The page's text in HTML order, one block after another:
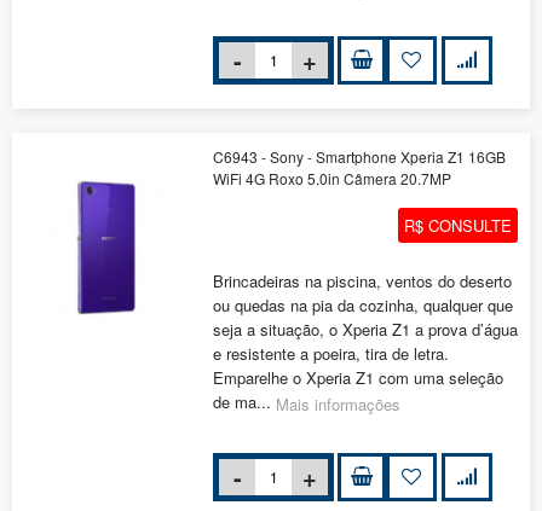
C6943 - Sony - Smartphone Xperia Z1 16GB
WiFi 4G Roxo 5.0in Câmera 20.7MP
R$ CONSULTE
Brincadeiras na piscina, ventos do deserto
ou quedas na pia da cozinha, qualquer que
seja a situação, o Xperia Z1 a prova d’água
e resistente a poeira, tira de letra.
Emparelhe o Xperia Z1 com uma seleção
de ma... Mais informações